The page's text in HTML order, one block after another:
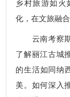
乡村旅游如火
化，在文旅融
云南考察期
了解丽江古城
的生活如同纳
美。如何深入